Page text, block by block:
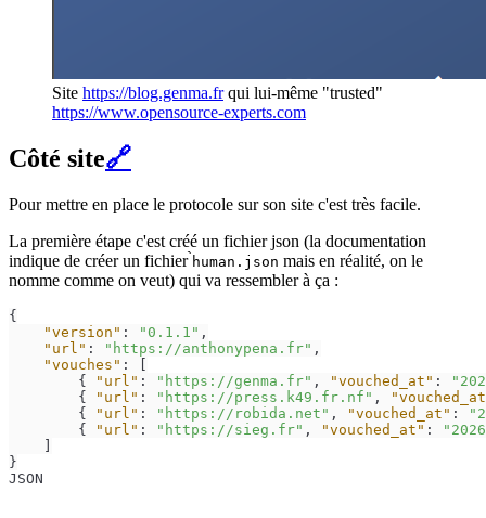
Site https://blog.genma.frqui lui-même "trusted"
https://www.opensource-experts.com
Côté site🔗
Pour mettre en place le protocole sur son site c'est très facile.
La première étape c'est créé un fichier json (la documentation
indique de créer un fichier ̀ human.json mais en réalité, on le
nomme comme on veut) qui va ressembler à ça :
{
"version" : "0.1.1" ,
"url" : "https://anthonypena.fr" ,
"vouches" :
{
"url" : "https://genma.fr" , "vouched_at" :
{
"url" : "https://press.k49.fr.nf" ,
{
"url" : "https://robida.net" , "vouched_at" :
{
"url" : "https://sieg.fr" , "vouched_at" :
}
JSON